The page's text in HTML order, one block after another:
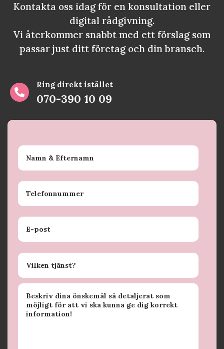
Kontakta oss idag för en konsultation eller
digital rådgivning.
Vi återkommer snabbt med ett förslag som
passar just ditt företag och din bransch.

Ring direkt istället
070-390 10 09